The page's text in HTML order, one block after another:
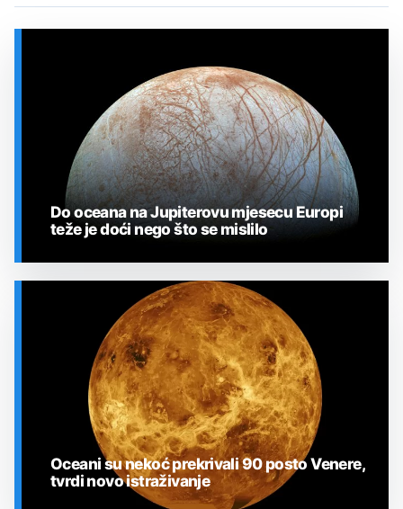
Do oceana na Jupiterovu mjesecu Europi
teže je doći nego što se mislilo
Oceani su nekoć prekrivali 90 posto Venere,
tvrdi novo istraživanje